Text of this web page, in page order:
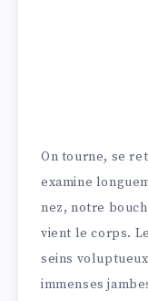
On tourne, se
examine
nez, notre
vient le corps.
seins
immenses